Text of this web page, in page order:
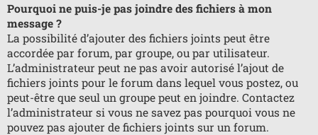
Pourquoi ne puis-je pas joindre des fichiers à mon
message ?
La possibilité d’ajouter des fichiers joints peut être
accordée par forum, par groupe, ou par utilisateur.
L’administrateur peut ne pas avoir autorisé l’ajout de
fichiers joints pour le forum dans lequel vous postez, ou
peut-être que seul un groupe peut en joindre. Contactez
l’administrateur si vous ne savez pas pourquoi vous ne
pouvez pas ajouter de fichiers joints sur un forum.